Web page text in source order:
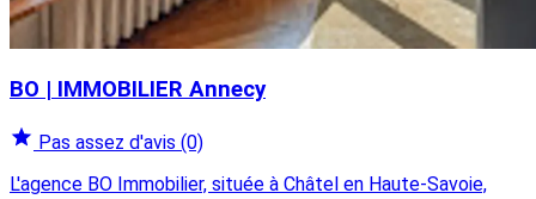
BO | IMMOBILIER Annecy
Pas assez d'avis (0)
L'agence BO Immobilier, située à Châtel en Haute-Savoie,